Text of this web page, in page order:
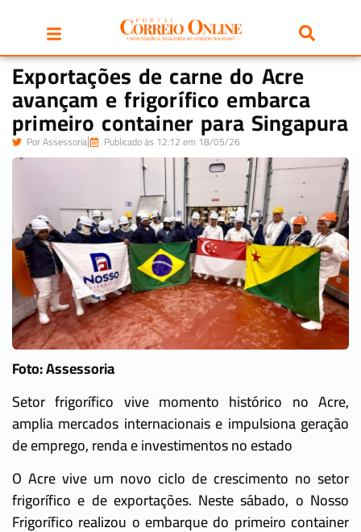
Exportações de carne do Acre
avançam e frigorífico embarca
primeiro container para Singapura
PorAssessoria Publicado às 12:12 em 18/05/26
Foto: Assessoria
Setor frigorífico vive momento histórico no Acre,
amplia mercados internacionais e impulsiona geração
de emprego, renda e investimentos no estado
O Acre vive um novo ciclo de crescimento no setor
frigorífico e de exportações. Neste sábado, o Nosso
Frigorífico realizou o embarque do primeiro container